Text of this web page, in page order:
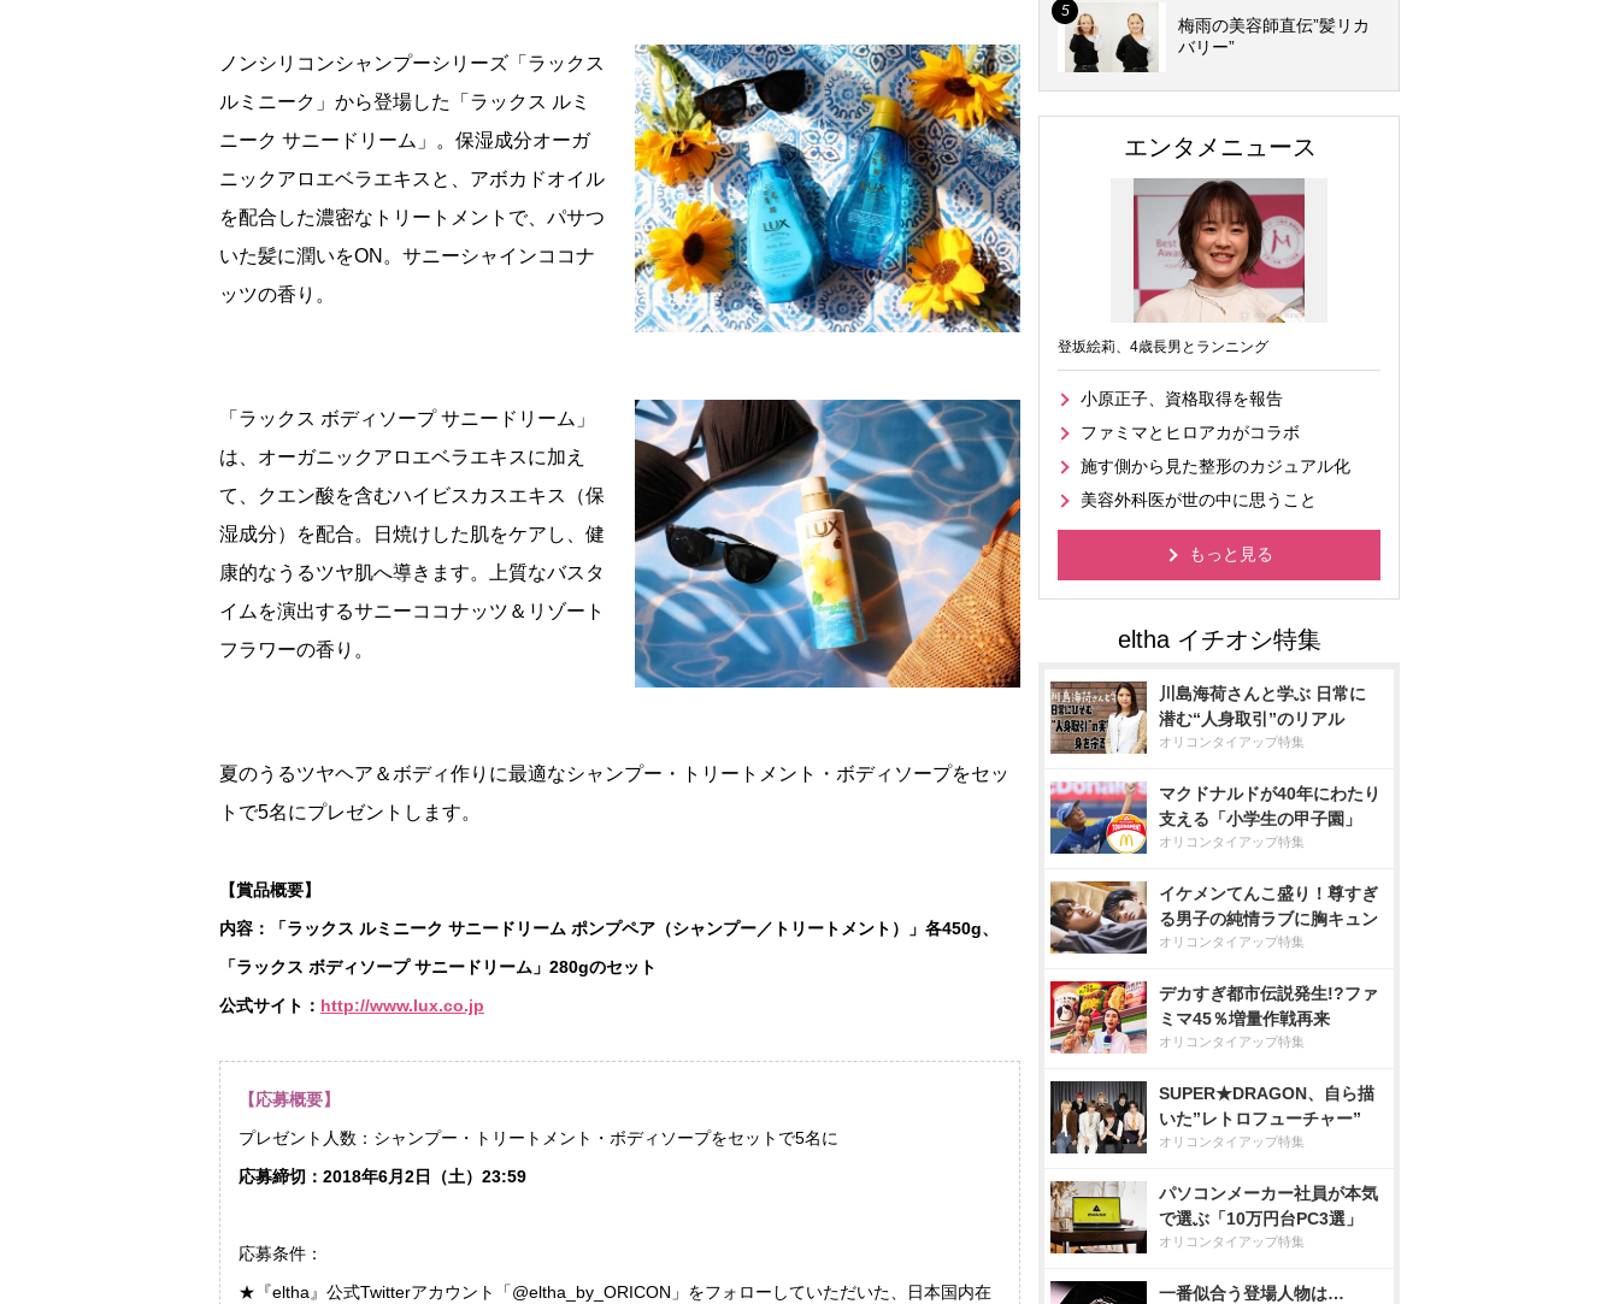
ノンシリコンシャンプーシリーズ「ラックス
ルミニーク」から登場した「ラックス ルミ
ニーク サニードリーム」。保湿成分オーガ
ニックアロエベラエキスと、アボカドオイル
を配合した濃密なトリートメントで、パサつ
いた髪に潤いをON。サニーシャインココナ
ッツの香り。
「ラックス ボディソープ サニードリーム」
は、オーガニックアロエベラエキスに加え
て、クエン酸を含むハイビスカスエキス（保
湿成分）を配合。日焼けした肌をケアし、健
康的なうるツヤ肌へ導きます。上質なバスタ
イムを演出するサニーココナッツ＆リゾート
フラワーの香り。
夏のうるツヤヘア＆ボディ作りに最適なシャンプー・トリートメント・ボディソープをセッ
トで5名にプレゼントします。
【賞品概要】
内容：「ラックス ルミニーク サニードリーム ポンプペア（シャンプー／トリートメント）」各450g、
「ラックス ボディソープ サニードリーム」280gのセット
公式サイト： http://www.lux.co.jp
【応募概要】
プレゼント人数：シャンプー・トリートメント・ボディソープをセットで5名に
応募締切：2018年6月2日（土）23:59
応募条件：
★『eltha』公式Twitterアカウント「@eltha_by_ORICON」をフォローしていただいた、日本国内在
梅雨の美容師直伝”髪リカ
バリー”
エンタメニュース
登坂絵莉、4歳長男とランニング
小原正子、資格取得を報告
ファミマとヒロアカがコラボ
施す側から見た整形のカジュアル化
美容外科医が世の中に思うこと
もっと見る
川島海荷さんと学ぶ 日常に
潜む“人身取引”のリアル
オリコンタイアップ特集
マクドナルドが40年にわたり
支える「小学生の甲子園」
オリコンタイアップ特集
イケメンてんこ盛り！尊すぎ
る男子の純情ラブに胸キュン
オリコンタイアップ特集
デカすぎ都市伝説発生!?ファ
ミマ45％増量作戦再来
オリコンタイアップ特集
SUPER★DRAGON、自ら描
いた”レトロフューチャー”
オリコンタイアップ特集
パソコンメーカー社員が本気
で選ぶ「10万円台PC3選」
オリコンタイアップ特集
一番似合う登場人物は…